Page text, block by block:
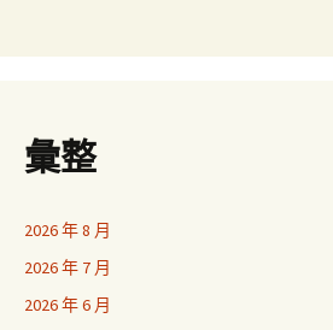
彙整
2026 年 8 月
2026 年 7 月
2026 年 6 月